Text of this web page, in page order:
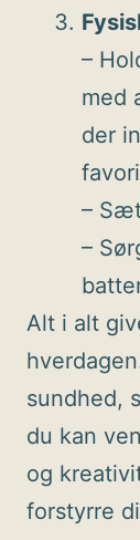
–
med
der
–
–
Alt i alt
sundhed,
du kan
og
forstyrre